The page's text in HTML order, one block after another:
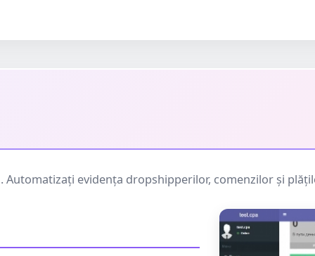
Automatizați evidența dropshipperilor, comenzilor și